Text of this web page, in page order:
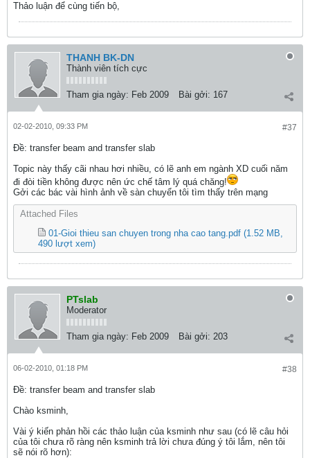
Thảo luận để cùng tiến bộ,
THANH BK-DN
Thành viên tích cực
Tham gia ngày: Feb 2009 Bài gởi: 167
#37
02-02-2010, 09:33 PM
Ðề: transfer beam and transfer slab
Topic này thấy cãi nhau hơi nhiều, có lẽ anh em ngành XD cuối năm
đi đòi tiền không được nên ức chế tâm lý quá chăng!
Gởi các bác vài hình ảnh về sàn chuyển tôi tìm thấy trên mạng
Attached Files
01-Gioi thieu san chuyen trong nha cao tang.pdf (1.52 MB,
490 lượt xem)
PTslab
Moderator
Tham gia ngày: Feb 2009 Bài gởi: 203
#38
06-02-2010, 01:18 PM
Ðề: transfer beam and transfer slab
Chào ksminh,
Vài ý kiến phản hồi các thảo luận của ksminh như sau (có lẽ câu hỏi
của tôi chưa rõ ràng nên ksminh trả lời chưa đúng ý tôi lắm, nên tôi
sẽ nói rõ hơn):